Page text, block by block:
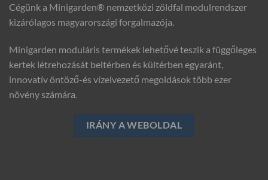
Cégünk a Minigarden® nemzetközi zöldfal modulrendszer
kizárólagos magyarországi forgalmazója.
Minigarden moduláris termékek lehetővé teszik a függőleges
kertek létrehozását beltérben és kültérben egyaránt,
innovatív öntöző-és vízelvezető megoldások több ezer
növény számára.
IRÁNY A WEBOLDAL